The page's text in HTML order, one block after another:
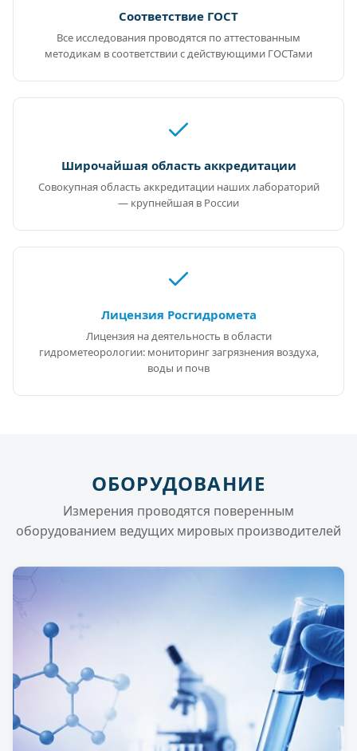
Соответствие ГОСТ
Все исследования проводятся по аттестованным
методикам в соответствии с действующими ГОСТами
Широчайшая область аккредитации
Совокупная область аккредитации наших лабораторий
— крупнейшая в России
Лицензия Росгидромета
Лицензия на деятельность в области
гидрометеорологии: мониторинг загрязнения воздуха,
воды и почв
ОБОРУДОВАНИЕ
Измерения проводятся поверенным
оборудованием ведущих мировых производителей